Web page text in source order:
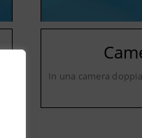
In una camera